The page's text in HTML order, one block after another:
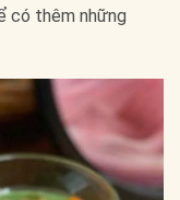
có thêm những